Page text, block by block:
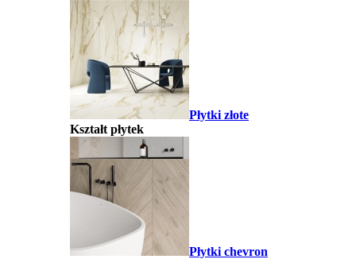
Płytki złote
Kształt płytek
Płytki chevron